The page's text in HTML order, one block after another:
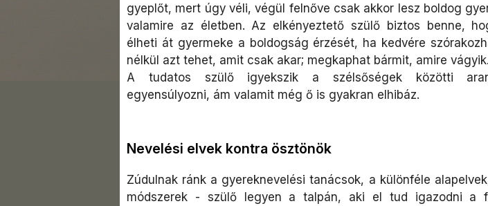
gyeplőt, mert úgy véli, végül felnőve csak akkor lesz boldog
valamire az életben. Az elkényeztető szülő biztos benne,
élheti át gyermeke a boldogság érzését, ha kedvére
nélkül azt tehet, amit csak akar; megkaphat bármit, amire vágyik.
A tudatos szülő igyekszik a szélsőségek közötti
egyensúlyozni, ám valamit még ő is gyakran elhibáz.
Nevelési elvek kontra ösztönök
Zúdulnak ránk a gyereknevelési tanácsok, a különféle
módszerek - szülő legyen a talpán, aki el tud igazodni a